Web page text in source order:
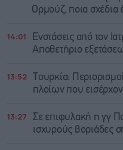
Ορμούζ, ποια σχέδια
14:01
Ενστάσεις από τον
Αποθετήριο
13:52
Τουρκία:
πλοίων που
13:27
Σε επιφυλακή η γγ
ισχυρούς βοριάδες